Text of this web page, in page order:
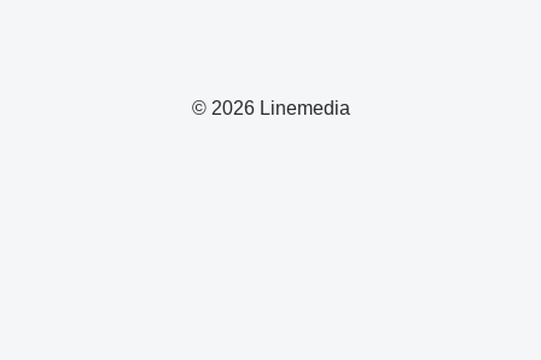
© 2026 Linemedia